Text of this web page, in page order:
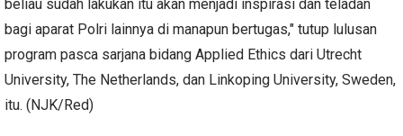
beliau sudah lakukan itu akan menjadi inspirasi dan teladan
bagi aparat Polri lainnya di manapun bertugas," tutup lulusan
program pasca sarjana bidang Applied Ethics dari Utrecht
University, The Netherlands, dan Linkoping University, Sweden,
itu. (NJK/Red)